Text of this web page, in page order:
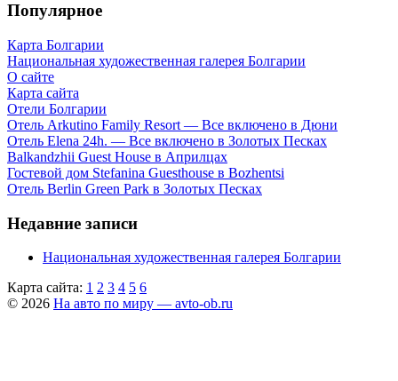
Популярное
Карта Болгарии
Национальная художественная галерея Болгарии
О сайте
Карта сайта
Отели Болгарии
Отель Arkutino Family Resort — Все включено в Дюни
Отель Elena 24h. — Все включено в Золотых Песках
Balkandzhii Guest House в Априлцах
Гостевой дом Stefanina Guesthouse в Bozhentsi
Отель Berlin Green Park в Золотых Песках
Недавние записи
Национальная художественная галерея Болгарии
Карта сайта: 1 2 3 4 5 6
© 2026 На авто по миру — avto-ob.ru